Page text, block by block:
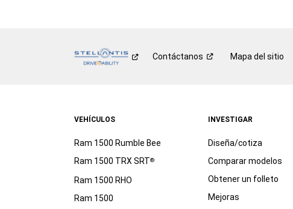
Contáctanos Mapa del sitio
VEHÍCULOS
Ram 1500 Rumble Bee
Ram 1500 TRX SRT®
Ram 1500 RHO
Ram 1500
INVESTIGAR
Diseña/cotiza
Comparar modelos
Obtener un folleto
Mejoras